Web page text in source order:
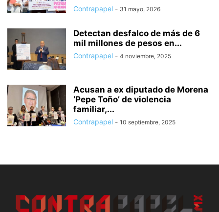
Contrapapel - 31 mayo, 2026
Detectan desfalco de más de 6
mil millones de pesos en...
Contrapapel - 4 noviembre, 2025
Acusan a ex diputado de Morena
‘Pepe Toño’ de violencia
familiar,...
Contrapapel - 10 septiembre, 2025